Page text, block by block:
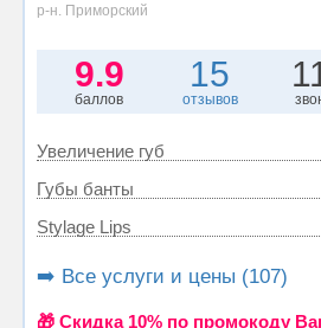
р-н. Приморский
9.9
баллов
15
отзывов
Увеличение губ
Губы банты
Stylage Lips
➡️ Все услуги и цены (107)
🎁 Cкидка 10% по промокоду